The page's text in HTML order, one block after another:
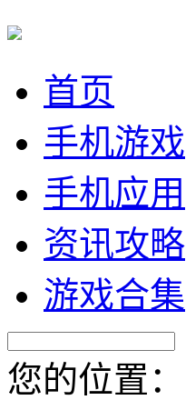
首页
手机游戏
手机应用
资讯攻略
游戏合集
您的位置：